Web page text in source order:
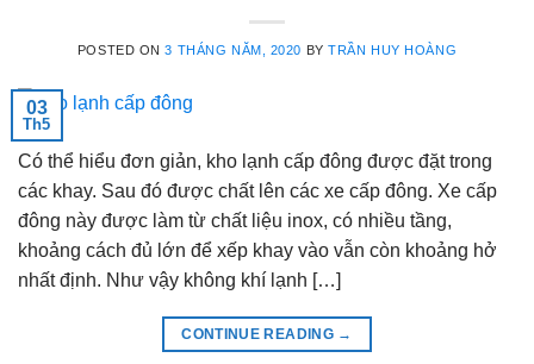
POSTED ON3 THÁNG NĂM, 2020 BYTRẦN HUY HOÀNG
03
Th5
Có thể hiểu đơn giản, kho lạnh cấp đông được đặt trong
các khay. Sau đó được chất lên các xe cấp đông. Xe cấp
đông này được làm từ chất liệu inox, có nhiều tầng,
khoảng cách đủ lớn để xếp khay vào vẫn còn khoảng hở
nhất định. Như vậy không khí lạnh […]
CONTINUE READING →